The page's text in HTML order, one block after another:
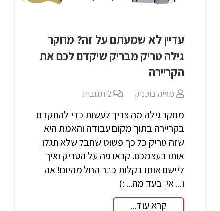
עדיין לא שמעתם על זה? מחקר
גילה טריק מבריק שיקדם לכם את
הקריירה
מאיה בוכניק 2 תגובות
מחקר גילה מה צריך לעשות כדי להתקדם
בקריירה בתוך מקום עבודה והאמת היא
שזה טריק כל כך פשוט שחבל שלא תגלו
אותו בעצמכם. קראו פה על הטריק ואיך
ליישם אותו בקלות כבר החל מהיום! אה
ו... אין בעד מה... :)
קרא עוד...